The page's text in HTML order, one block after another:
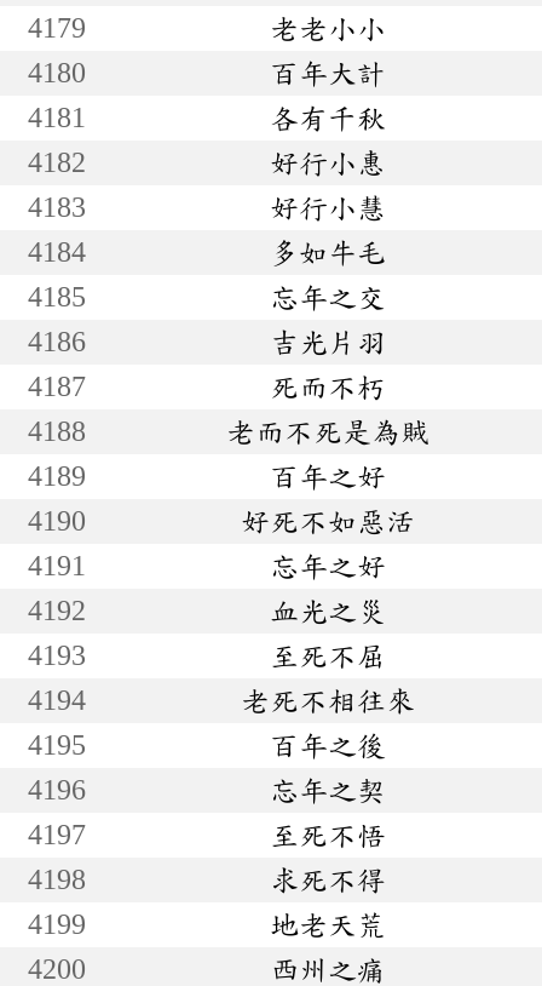
4179
老老小小
4180
百年大計
4181
各有千秋
4182
好行小惠
4183
好行小慧
4184
多如牛毛
4185
忘年之交
4186
吉光片羽
4187
死而不朽
4188
老而不死是為賊
4189
百年之好
4190
好死不如惡活
4191
忘年之好
4192
血光之災
4193
至死不屈
4194
老死不相往來
4195
百年之後
4196
忘年之契
4197
至死不悟
4198
求死不得
4199
地老天荒
4200
西州之痛